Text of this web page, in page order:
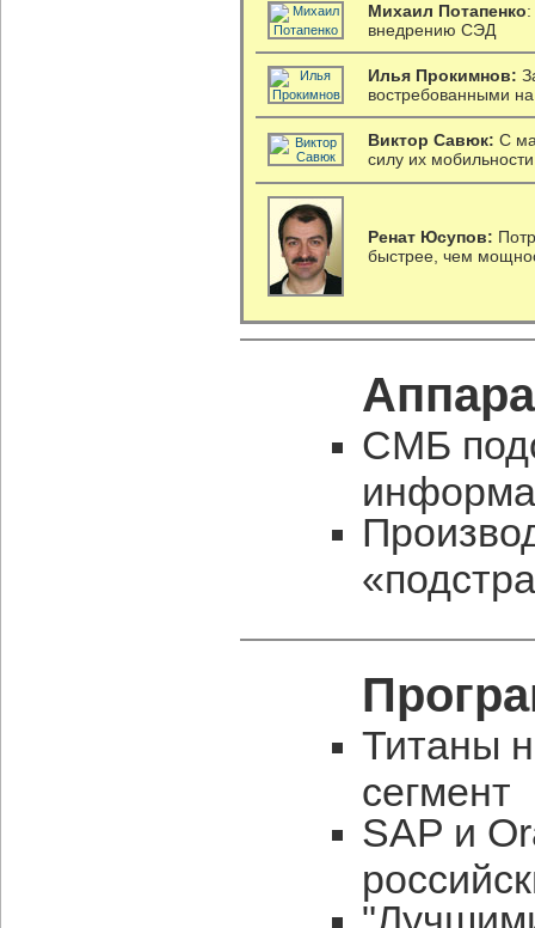
Михаил Потапенко
внедрению СЭД
Илья Прокимнов:
востребованными
Виктор Савюк: С
силу их мобильности
Ренат Юсупов:
быстрее, чем
СМБ
Титаны
сегмент
SAP и